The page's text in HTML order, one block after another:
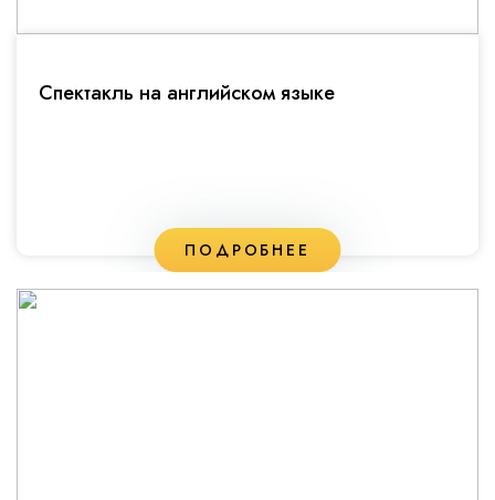
Спектакль на английском языке
ПОДРОБНЕЕ